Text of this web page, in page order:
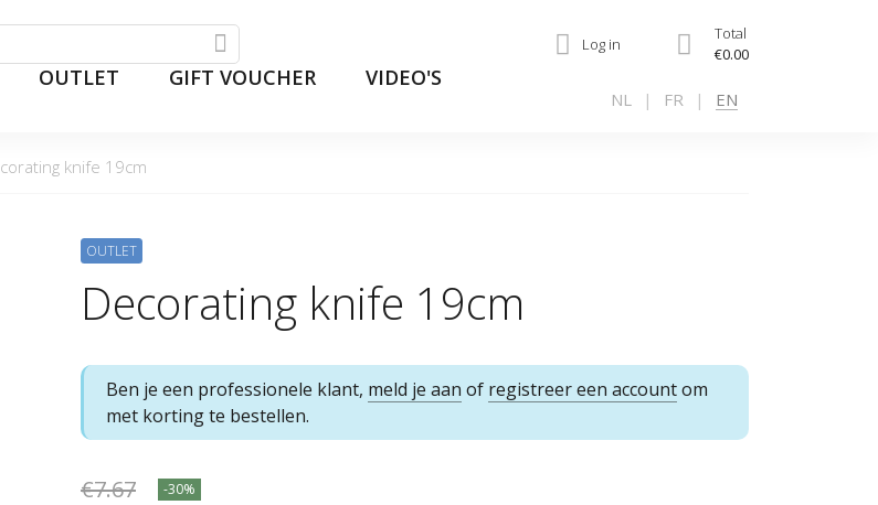
Log in
Total
€0.00
OUTLET GIFT VOUCHER
VIDEO'S
NL FR EN
knife 19cm
OUTLET
Decorating knife 19cm
Ben je een professionele klant, meld je aan of registreer een accountom
met korting te bestellen.
€7.67 -30%